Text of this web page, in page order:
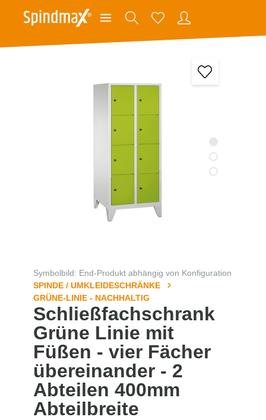
Symbolbild: End-Produkt abhängig von Konfiguration
SPINDE / UMKLEIDESCHRÄNKE
GRÜNE-LINIE - NACHHALTIG
Schließfachschrank
Grüne Linie mit
Füßen - vier Fächer
übereinander - 2
Abteilen 400mm
Abteilbreite